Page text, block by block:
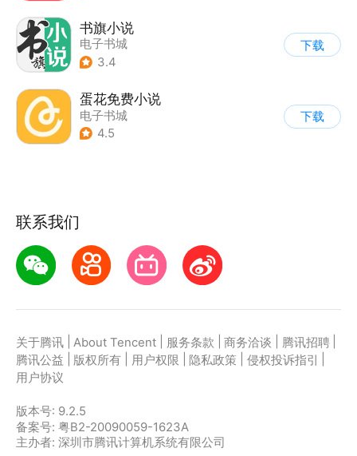
书旗小说
电子书城
3.4
下载
蛋花免费小说
电子书城
4.5
下载
联系我们
关于腾讯 About Tencent 服务条款 商务洽谈 腾讯招聘
腾讯公益
版权所有 用户权限 隐私政策 侵权投诉指引
用户协议
版本号: 9.2.5
备案号: 粤B2-20090059-1623A
主办者: 深圳市腾讯计算机系统有限公司